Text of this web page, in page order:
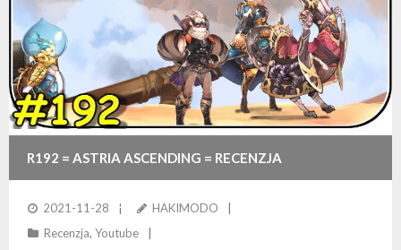
R192 = ASTRIA ASCENDING = RECENZJA
INTERESUJACEGO JRPGA… W KTÓRYM KILKA RZECZY
2021-11-28
HAKIMODO
Recenzja, Youtube